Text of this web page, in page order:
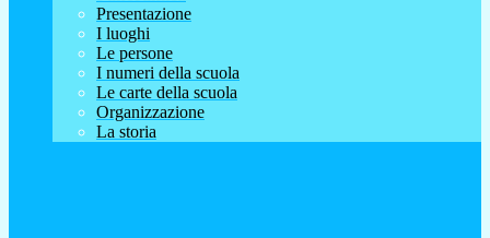
Presentazione
I luoghi
Le persone
I numeri della scuola
Le carte della scuola
Organizzazione
La storia